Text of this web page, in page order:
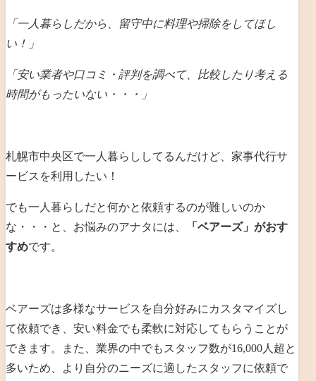
「一人暮らしだから、留守中に料理や掃除をしてほし
い！」
「安い業者や口コミ・評判を調べて、比較したり考える
時間がもったいない・・・」
札幌市中央区で一人暮らししてるんだけど、家事代行サ
ービスを利用したい！
でも一人暮らしだと何かと依頼するのが難しいのか
な・・・と、お悩みのアナタには、
「ベアーズ」がおす
すめです。
ベアーズは多様なサービスを自分好みにカスタマイズし
て依頼でき、安い料金でも柔軟に対応してもらうことが
できます。また、業界の中でもスタッフ数が16,000人超と
多いため、より自分のニーズに適したスタッフに依頼で